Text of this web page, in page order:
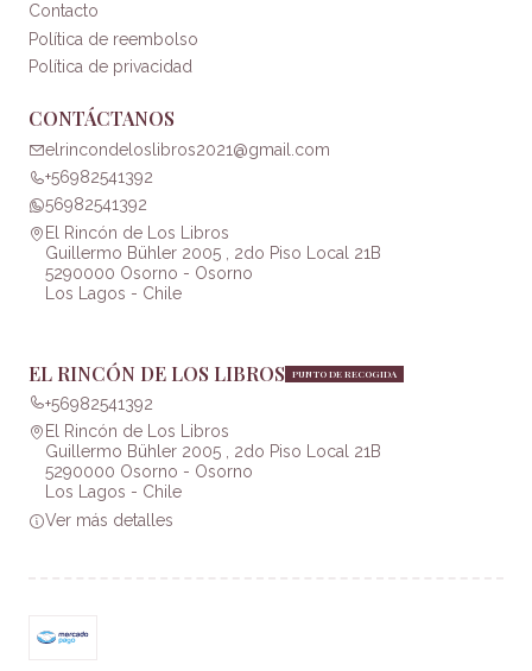
Contacto
Política de reembolso
Política de privacidad
CONTÁCTANOS
elrincondeloslibros2021@gmail.com
+56982541392
56982541392
El Rincón de Los Libros
Guillermo Bühler 2005 , 2do Piso Local 21B
5290000 Osorno - Osorno
Los Lagos - Chile
EL RINCÓN DE LOS LIBROS PUNTO DE RECOGIDA
+56982541392
El Rincón de Los Libros
Guillermo Bühler 2005 , 2do Piso Local 21B
5290000 Osorno - Osorno
Los Lagos - Chile
Ver más detalles